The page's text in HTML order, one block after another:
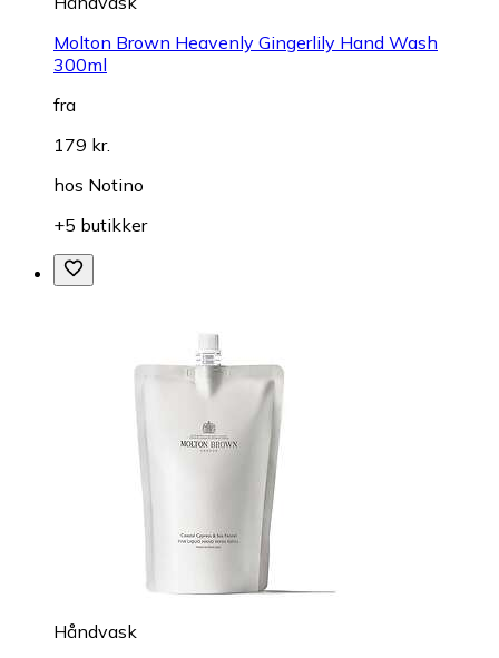
Molton Brown Heavenly Gingerlily Hand Wash
300ml
fra
179 kr.
hos Notino
+5 butikker
Håndvask